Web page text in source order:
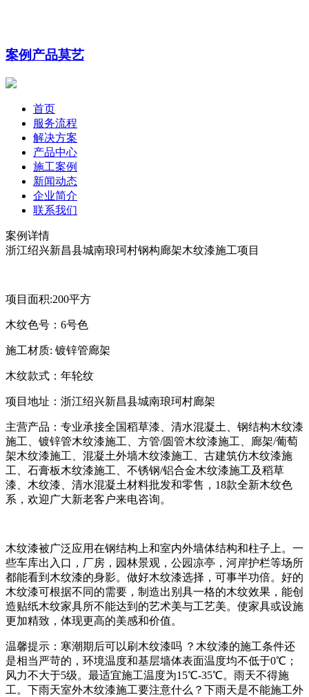
案例产品莫艺
首页
服务流程
解决方案
产品中心
施工案例
新闻动态
企业简介
联系我们
案例详情
浙江绍兴新昌县城南琅珂村钢构廊架木纹漆施工项目
项目面积:200平方
木纹色号： 6号色
施工材质: 镀锌管廊架
木纹款式：年轮纹
项目地址：浙江绍兴新昌县城南琅珂村廊架
主营产品：专业承接全国稻草漆、清水混凝土、钢结构木纹漆
施工、镀锌管木纹漆施工、方管/圆管木纹漆施工、廊架/葡萄
架木纹漆施工、混凝土外墙木纹漆施工、古建筑仿木纹漆施
工、石膏板木纹漆施工、不锈钢/铝合金木纹漆施工及稻草
漆、木纹漆、清水混凝土材料批发和零售， 18款全新木纹色
系，欢迎广大新老客户来电咨询。
木纹漆被广泛应用在钢结构上和室内外墙体结构和柱子上。一
些车库出入口，厂房，园林景观，公园凉亭，河岸护栏等场所
都能看到木纹漆的身影。做好木纹漆选择，可事半功倍。好的
木纹漆可根据不同的需要，制造出别具一格的木纹效果，能创
造贴纸木纹家具所不能达到的艺术美与工艺美。使家具或设施
更加精致，体现更高的美感和价值。
温馨提示：寒潮期后可以刷木纹漆吗 ？木纹漆的施工条件还
是相当严苛的，环境温度和基层墙体表面温度均不低于0℃；
风力不大于5级。最适宜施工温度为15℃-35℃。雨天不得施
工。下雨天室外木纹漆施工要注意什么？下雨天是不能施工外